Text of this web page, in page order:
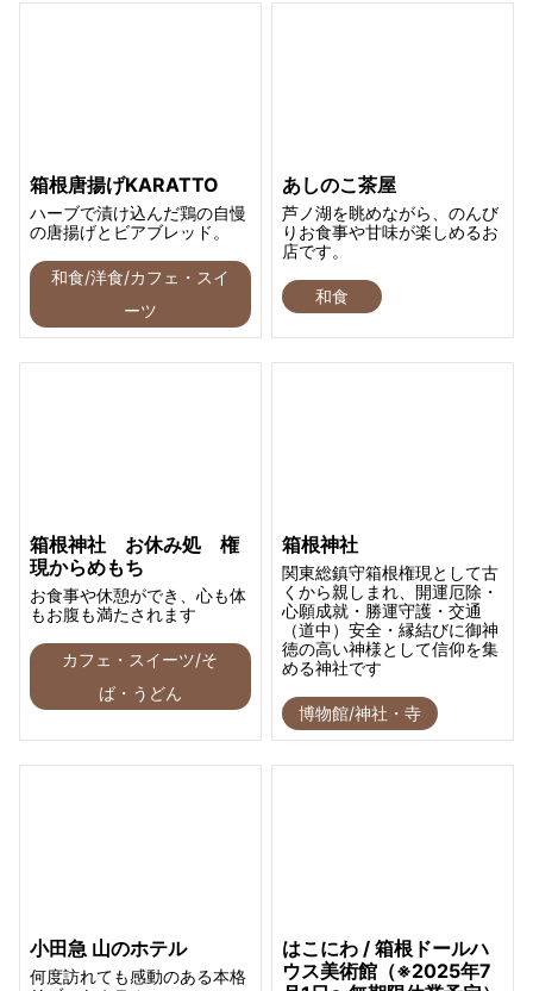
箱根唐揚げKARATTO
ハーブで漬け込んだ鶏の自慢
の唐揚げとビアブレッド。
和食/洋食/カフェ・スイ
ーツ
あしのこ茶屋
芦ノ湖を眺めながら、のんび
りお食事や甘味が楽しめるお
店です。
和食
箱根神社 お休み処 権
現からめもち
お食事や休憩ができ、心も体
もお腹も満たされます
カフェ・スイーツ/そ
ば・うどん
箱根神社
関東総鎮守箱根権現として古
くから親しまれ、開運厄除・
心願成就・勝運守護・交通
（道中）安全・縁結びに御神
徳の高い神様として信仰を集
める神社です
博物館/神社・寺
小田急 山のホテル
何度訪れても感動のある本格
はこにわ / 箱根ドールハ
ウス美術館（※2025年7